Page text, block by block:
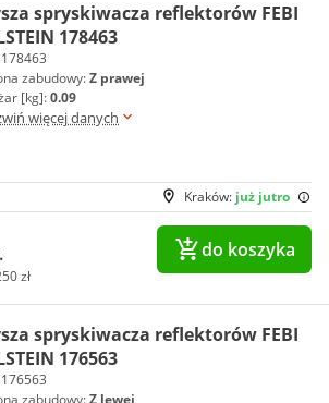
spryskiwacza reflektorów FEBI
178463
zabudowy:Z prawej
[kg]:0.09
więcej danych
Kraków: już jutro
zł
do koszyka
spryskiwacza reflektorów FEBI
176563
zabudowy:Z lewej